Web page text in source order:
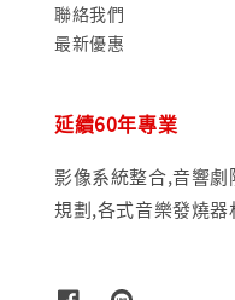
聯絡我們
最新優惠
延續60年專業
影像系統整合,音響
規劃,各式音樂發燒器